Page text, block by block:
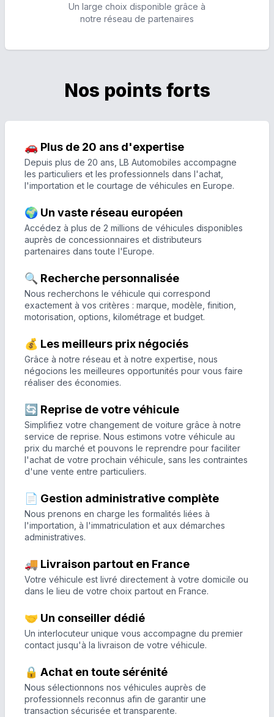
Un large choix disponible grâce à
notre réseau de partenaires
Nos points forts
🚗 Plus de 20 ans d'expertise
Depuis plus de 20 ans, LB Automobiles accompagne
les particuliers et les professionnels dans l'achat,
l'importation et le courtage de véhicules en Europe.
🌍 Un vaste réseau européen
Accédez à plus de 2 millions de véhicules disponibles
auprès de concessionnaires et distributeurs
partenaires dans toute l'Europe.
🔍 Recherche personnalisée
Nous recherchons le véhicule qui correspond
exactement à vos critères : marque, modèle, finition,
motorisation, options, kilométrage et budget.
💰 Les meilleurs prix négociés
Grâce à notre réseau et à notre expertise, nous
négocions les meilleures opportunités pour vous faire
réaliser des économies.
🔄 Reprise de votre véhicule
Simplifiez votre changement de voiture grâce à notre
service de reprise. Nous estimons votre véhicule au
prix du marché et pouvons le reprendre pour faciliter
l'achat de votre prochain véhicule, sans les contraintes
d'une vente entre particuliers.
📄 Gestion administrative complète
Nous prenons en charge les formalités liées à
l'importation, à l'immatriculation et aux démarches
administratives.
🚚 Livraison partout en France
Votre véhicule est livré directement à votre domicile ou
dans le lieu de votre choix partout en France.
🤝 Un conseiller dédié
Un interlocuteur unique vous accompagne du premier
contact jusqu'à la livraison de votre véhicule.
🔒 Achat en toute sérénité
Nous sélectionnons nos véhicules auprès de
professionnels reconnus afin de garantir une
transaction sécurisée et transparente.